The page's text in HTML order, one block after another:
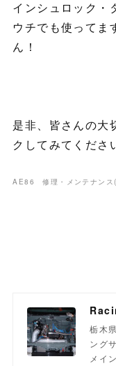
インシュロック・
ウチでも使ってま
ん！
是非、皆さんの大
クしてみてくださ
AE86 修理・メンテナンス
栃木
ング
メイ